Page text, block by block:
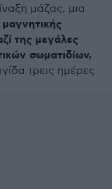
μάζας, μια
μαγνητικής
της μεγάλες
σωματιδίων,
τρεις ημέρες